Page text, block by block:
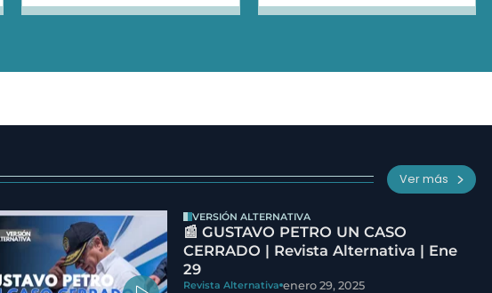
Ver más
VERSIÓN ALTERNATIVA
📰 GUSTAVO PETRO UN CASO
CERRADO | Revista Alternativa | Ene
29
Revista Alternativa enero 29, 2025